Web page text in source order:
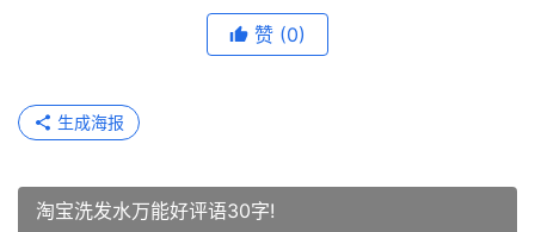
赞 (0)
生成海报
淘宝洗发水万能好评语30字!